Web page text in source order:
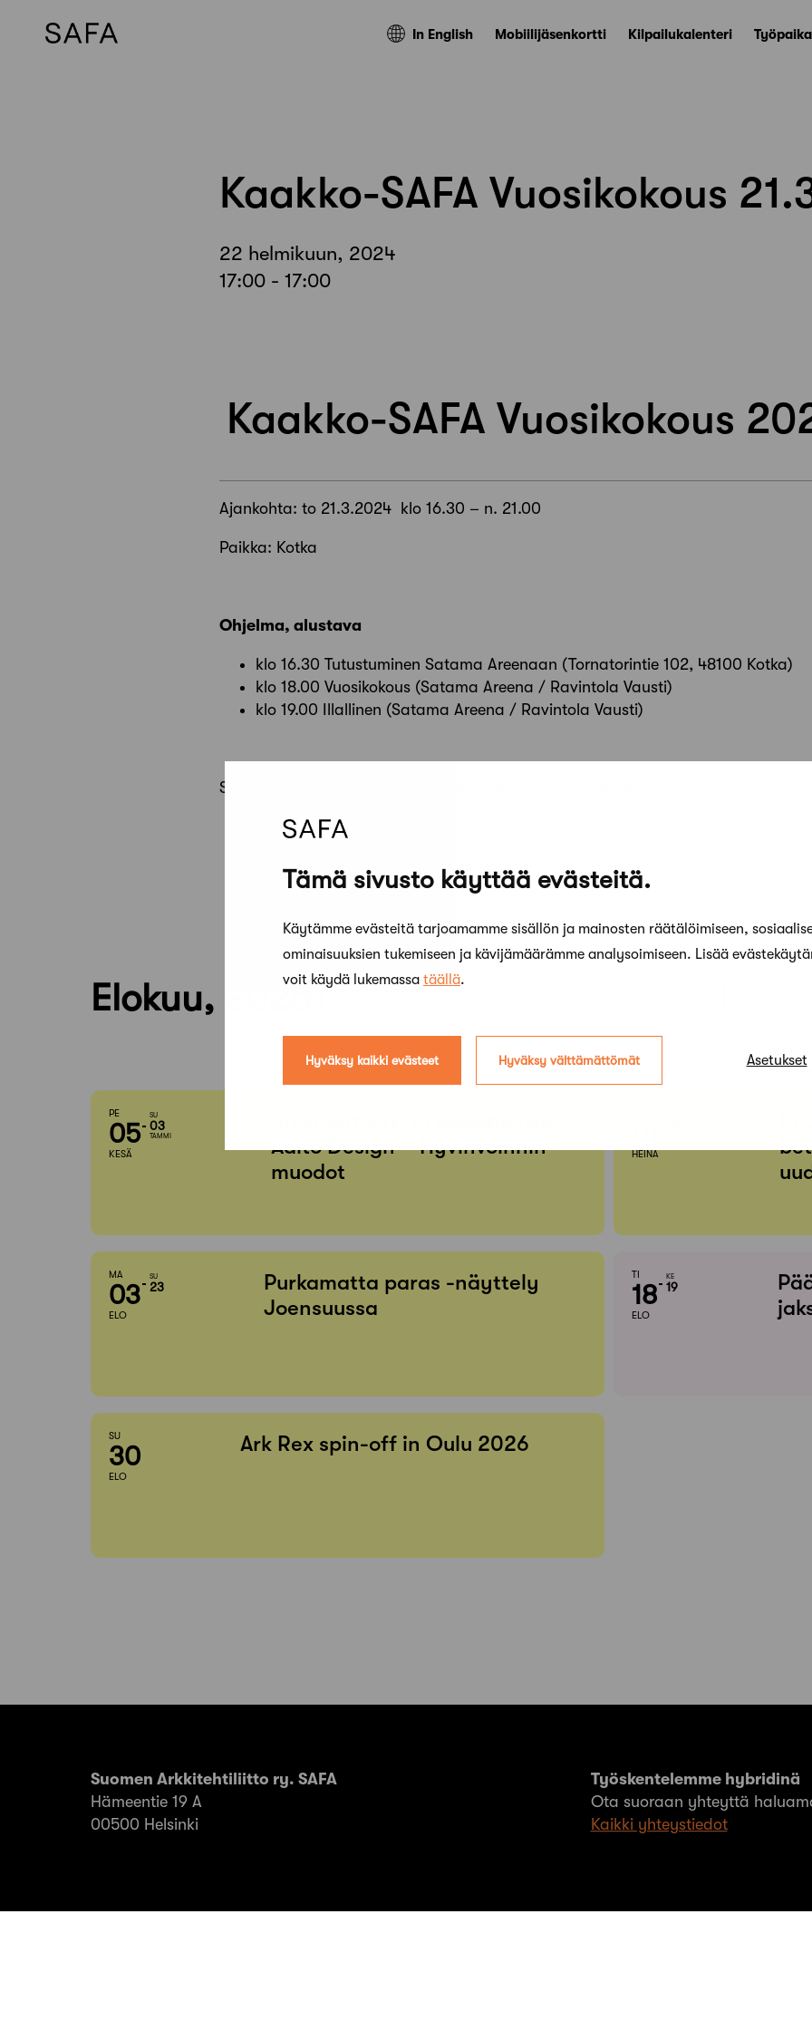
Tämä sivusto käyttää evästeitä.
Käytämme evästeitä tarjoamamme sisällön ja mainosten räätälöimiseen,
ominaisuuksien tukemiseen ja kävijämäärämme analysoimiseen. Lisää
voit käydä lukemassa täällä.
Hyväksy kaikki evästeet Hyväksy välttämättömät Asetukset
In English Mobiilijäsenkortti Kilpailukalenteri
Kaakko-SAFA Vuosikokous
22 helmikuun, 2024
17:00 - 17:00
Kaakko-SAFA Vuosikokous
Ajankohta: to 21.3.2024 klo 16.30 – n. 21.00
Paikka: Kotka
Ohjelma, alustava
klo 16.30 Tutustuminen Satama Areenaan (Tornatorintie 102, 48100 Kotka)
klo 18.00 Vuosikokous (Satama Areena / Ravintola Vausti)
klo 19.00 Illallinen (Satama Areena / Ravintola Vausti)
Satama Areenasta lisätietoa täältä: https://www.satama.fi/
Elokuu, 2026
PE
05
KESÄ
SU
03
TAMMI
Aalto Design – Hyvinvoinnin
muodot
HEINÄ
MA
03
ELO
SU
23
Purkamatta paras -näyttely
Joensuussa
TI
18
ELO
KE
19
SU
30
ELO
Ark Rex spin-off in Oulu 2026
Suomen Arkkitehtiliitto ry. SAFA
Hämeentie 19 A
00500 Helsinki
Työskentelemme hybridinä
Ota suoraan yhteyttä
Kaikki yhteystiedot